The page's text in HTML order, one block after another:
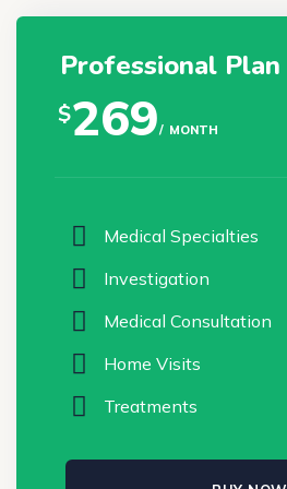
Professional Plan
269
$
MONTH
Medical Specialties
Investigation
Medical Consultation
Home Visits
Treatments